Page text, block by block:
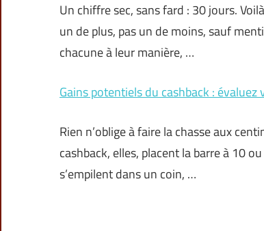
Un chiffre sec, sans fard : 30 jours.
un de plus, pas un de moins, sauf
chacune à leur manière, …
Gains potentiels du cashback : évaluez
Rien n’oblige à faire la chasse aux
cashback, elles, placent la barre à 10
s’empilent dans un coin, …